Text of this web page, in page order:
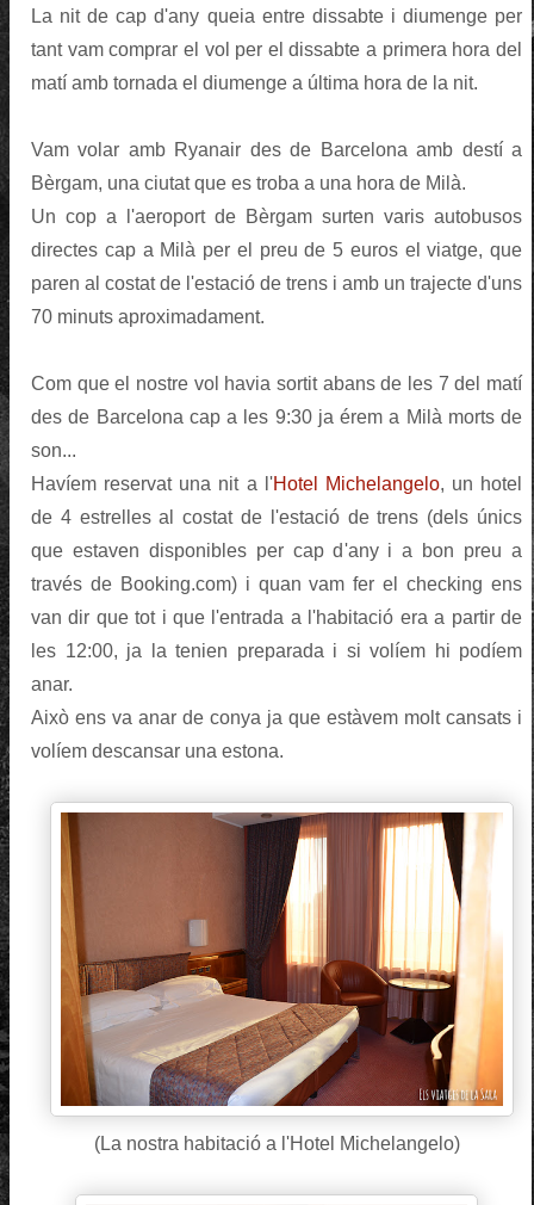
La nit de cap d'any queia entre dissabte i diumenge per
tant vam comprar el vol per el dissabte a primera hora del
matí amb tornada el diumenge a última hora de la nit.
Vam volar amb Ryanair des de Barcelona amb destí a
Bèrgam, una ciutat que es troba a una hora de Milà.
Un cop a l'aeroport de Bèrgam surten varis autobusos
directes cap a Milà per el preu de 5 euros el viatge, que
paren al costat de l'estació de trens i amb un trajecte d'uns
70 minuts aproximadament.
Com que el nostre vol havia sortit abans de les 7 del matí
des de Barcelona cap a les 9:30 ja érem a Milà morts de
son...
Havíem reservat una nit a l'Hotel Michelangelo, un hotel
de 4 estrelles al costat de l'estació de trens (dels únics
que estaven disponibles per cap d'any i a bon preu a
través de Booking.com) i quan vam fer el checking ens
van dir que tot i que l'entrada a l'habitació era a partir de
les 12:00, ja la tenien preparada i si volíem hi podíem
anar.
Això ens va anar de conya ja que estàvem molt cansats i
volíem descansar una estona.
(La nostra habitació a l'Hotel Michelangelo)